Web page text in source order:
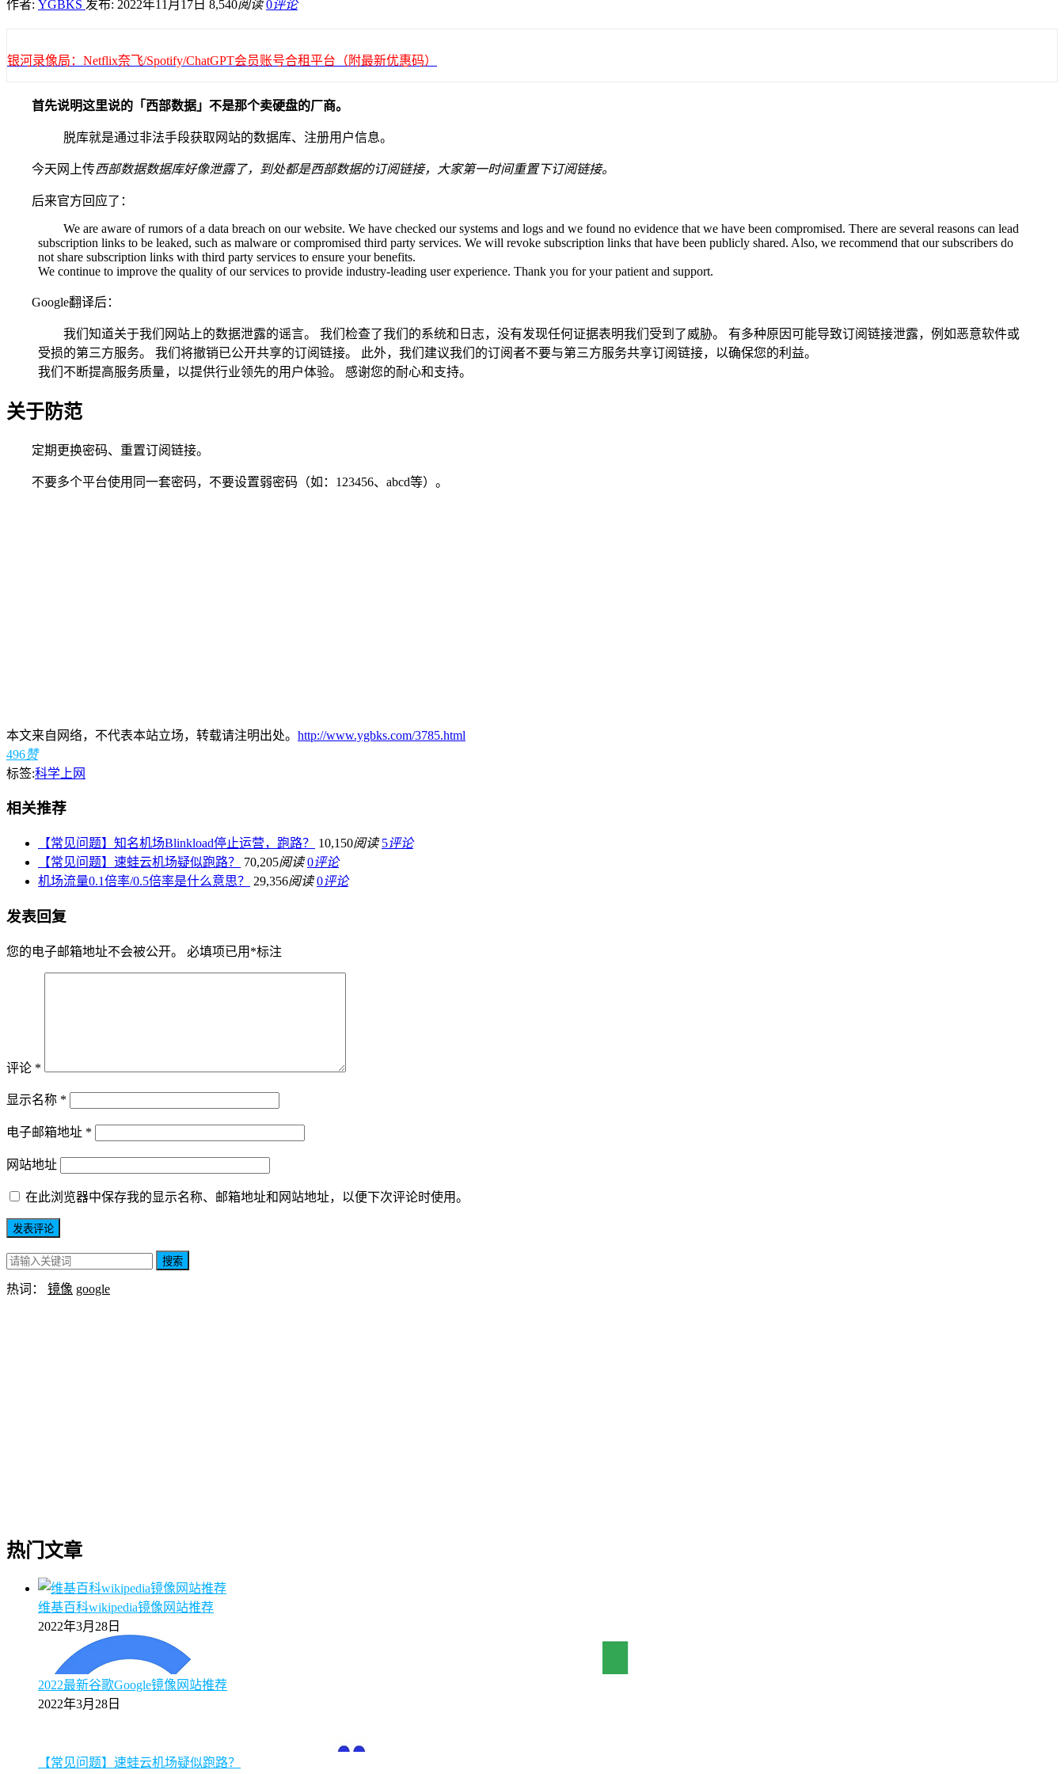
作者: YGBKS 发布: 2022年11月17日 8,540阅读 0评论
银河录像局：Netflix奈飞/Spotify/ChatGPT会员账号合租平台（附最新优惠码）
首先说明这里说的「西部数据」不是那个卖硬盘的厂商。
脱库就是通过非法手段获取网站的数据库、注册用户信息。
今天网上传西部数据数据库好像泄露了，到处都是西部数据的订阅链接，大家第一时间重置下订阅链接。
后来官方回应了：
We are aware of rumors of a data breach on our website. We have checked our systems and logs and we found no evidence that we have been compromised. There are several reasons can lead
subscription links to be leaked, such as malware or compromised third party services. We will revoke subscription links that have been publicly shared. Also, we recommend that our subscribers do
not share subscription links with third party services to ensure your benefits.
We continue to improve the quality of our services to provide industry-leading user experience. Thank you for your patient and support.
Google翻译后：
我们知道关于我们网站上的数据泄露的谣言。 我们检查了我们的系统和日志，没有发现任何证据表明我们受到了威胁。 有多种原因可能导致订阅链接泄露，例如恶意软件或
受损的第三方服务。 我们将撤销已公开共享的订阅链接。 此外，我们建议我们的订阅者不要与第三方服务共享订阅链接，以确保您的利益。
我们不断提高服务质量，以提供行业领先的用户体验。 感谢您的耐心和支持。
关于防范
定期更换密码、重置订阅链接。
不要多个平台使用同一套密码，不要设置弱密码（如：123456、abcd等）。
本文来自网络，不代表本站立场，转载请注明出处。 http://www.ygbks.com/3785.html
496赞
标签:科学上网
相关推荐
【常见问题】知名机场Blinkload停止运营，跑路？ 10,150阅读 5评论
【常见问题】速蛙云机场疑似跑路？
70,205阅读 0评论
机场流量0.1倍率/0.5倍率是什么意思？
29,356阅读 0评论
发表回复
您的电子邮箱地址不会被公开。 必填项已用 *标注
评论 *
显示名称 *
电子邮箱地址 *
网站地址
在此浏览器中保存我的显示名称、邮箱地址和网站地址，以便下次评论时使用。
搜索
热词： 镜像 google
热门文章
维基百科wikipedia镜像网站推荐
2022年3月28日
2022最新谷歌Google镜像网站推荐
2022年3月28日
【常见问题】速蛙云机场疑似跑路？